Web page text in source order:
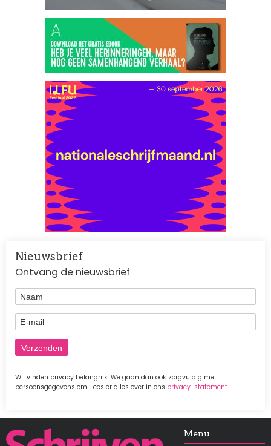
Nieuwsbrief
Ontvang de nieuwsbrief
Naam
E-mail
Wij vinden privacy belangrijk. We gaan dan ook zorgvuldig met
persoonsgegevens om. Lees er alles over in ons privacy-statement.
Afbeelding Menu